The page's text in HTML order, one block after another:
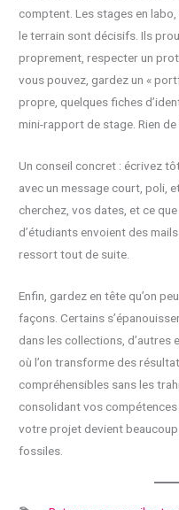
comptent. Les stages en
le terrain sont décisifs. Ils
proprement, respecter un
vous pouvez, gardez un «
propre, quelques fiches
mini-rapport de stage. Rien
Un conseil concret : écrivez
avec un message court, poli,
cherchez, vos dates, et ce
d’étudiants envoient des
ressort tout de suite.
Enfin, gardez en tête qu’on
façons. Certains
dans les collections, d’autres
où l’on transforme des
compréhensibles sans les
consolidant vos
votre projet devient
fossiles.